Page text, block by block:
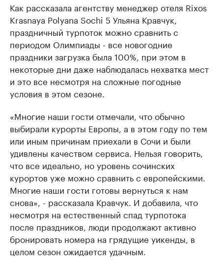
Как рассказала агентству менеджер отеля Rixos
Krasnaya Polyana Sochi 5 Ульяна Кравчук,
праздничный турпоток можно сравнить с
периодом Олимпиады - все новогодние
праздники загрузка была 100%, при этом в
некоторые дни даже наблюдалась нехватка мест
и это все несмотря на сложные погодные
условия в этом сезоне.
«Многие наши гости отмечали, что обычно
выбирали курорты Европы, а в этом году по тем
или иным причинам приехали в Сочи и были
удивлены качеством сервиса. Нельзя говорить,
что все идеально, но уровень сочинских
курортов уже можно сравнить с европейскими.
Многие наши гости готовы вернуться к нам
снова», - рассказала Кравчук. И добавила, что
несмотря на естественный спад турпотока
после праздников, люди продолжают активно
бронировать номера на грядущие уикенды, в
целом сезон ожидается удачным.